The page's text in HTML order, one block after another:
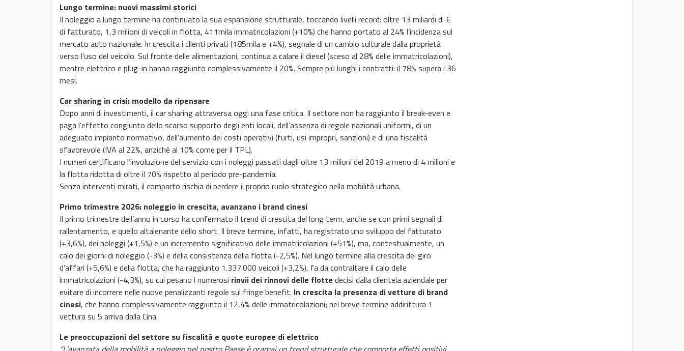
Lungo termine: nuovi massimi storici
Il noleggio a lungo termine ha continuato la sua espansione strutturale, toccando livelli record: oltre 13 miliardi di €
di fatturato, 1,3 milioni di veicoli in flotta, 411mila immatricolazioni (+10%) che hanno portato al 24% l’incidenza sul
mercato auto nazionale. In crescita i clienti privati (185mila e +4%), segnale di un cambio culturale dalla proprietà
verso l’uso del veicolo. Sul fronte delle alimentazioni, continua a calare il diesel (sceso al 28% delle immatricolazioni),
mentre elettrico e plug-in hanno raggiunto complessivamente il 20%. Sempre più lunghi i contratti: il 78% supera i 36
mesi.
Car sharing in crisi: modello da ripensare
Dopo anni di investimenti, il car sharing attraversa oggi una fase critica. Il settore non ha raggiunto il break-even e
paga l’effetto congiunto dello scarso supporto degli enti locali, dell’assenza di regole nazionali uniformi, di un
adeguato impianto normativo, dell’aumento dei costi operativi (furti, usi impropri, sanzioni) e di una fiscalità
sfavorevole (IVA al 22%, anziché al 10% come per il TPL).
I numeri certificano l’involuzione del servizio con i noleggi passati dagli oltre 13 milioni del 2019 a meno di 4 milioni e
la flotta ridotta di oltre il 70% rispetto al periodo pre-pandemia.
Senza interventi mirati, il comparto rischia di perdere il proprio ruolo strategico nella mobilità urbana.
Primo trimestre 2026: noleggio in crescita, avanzano i brand cinesi
Il primo trimestre dell’anno in corso ha confermato il trend di crescita del long term, anche se con primi segnali di
rallentamento, e quello altalenante dello short. Il breve termine, infatti, ha registrato uno sviluppo del fatturato
(+3,6%), dei noleggi (+1,5%) e un incremento significativo delle immatricolazioni (+51%), ma, contestualmente, un
calo dei giorni di noleggio (-3%) e della consistenza della flotta (-2,5%). Nel lungo termine alla crescita del giro
d’affari (+5,6%) e della flotta, che ha raggiunto 1.337.000 veicoli (+3,2%), fa da contraltare il calo delle
immatricolazioni (-4,3%), su cui pesano i numerosi rinvii dei rinnovi delle flotte decisi dalla clientela aziendale per
evitare di incorrere nelle nuove penalizzanti regole sul fringe benefit. In crescita la presenza di vetture di brand
cinesi, che hanno complessivamente raggiunto il 12,4% delle immatricolazioni; nel breve termine addirittura 1
vettura su 5 arriva dalla Cina.
Le preoccupazioni del settore su fiscalità e quote europee di elettrico